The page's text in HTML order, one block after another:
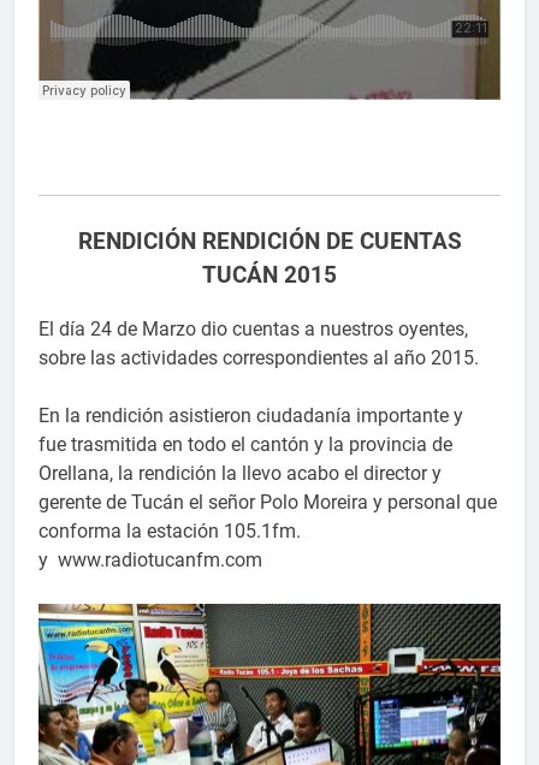
RENDICIÓN RENDICIÓN DE CUENTAS
TUCÁN 2015
El día 24 de Marzo dio cuentas a nuestros oyentes,
sobre las actividades correspondientes al año 2015.
En la rendición asistieron ciudadanía importante y
fue trasmitida en todo el cantón y la provincia de
Orellana, la rendición la llevo acabo el director y
gerente de Tucán el señor Polo Moreira y personal que
conforma la estación 105.1fm.
y www.radiotucanfm.com